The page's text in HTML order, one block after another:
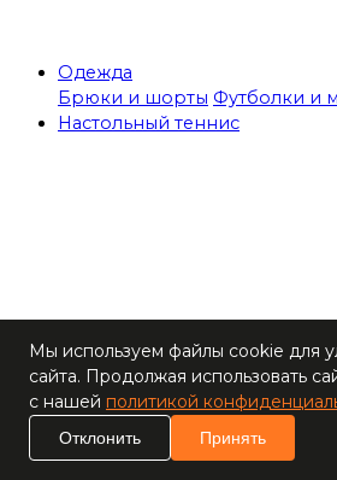
Одежда
Брюки и шорты Футболки и
Настольный теннис
Ракетки
ракеток
ракеток
Мы используем файлы cookie для
сайта. Продолжая использовать
с нашей политикой
Отклонить Принять